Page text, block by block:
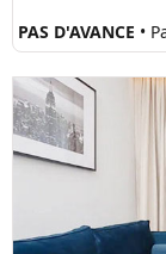
PAS D'AVANCE •